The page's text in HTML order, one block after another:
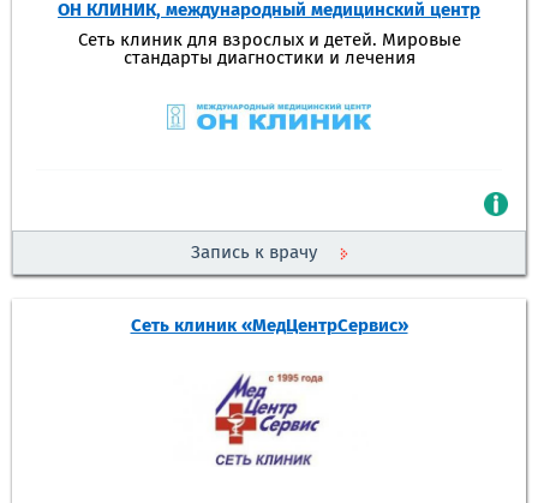
ОН КЛИНИК, международный медицинский центр
Сеть клиник для взрослых и детей. Мировые
стандарты диагностики и лечения
Запись к врачу
Сеть клиник «МедЦентрСервис»